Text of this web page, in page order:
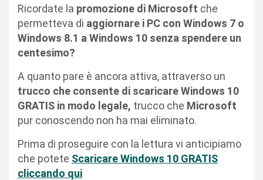
Ricordate la promozione di Microsoft che
permetteva di aggiornare i PC con Windows 7 o
Windows 8.1 a Windows 10 senza spendere un
centesimo?
A quanto pare è ancora attiva, attraverso un
trucco che consente di scaricare Windows 10
GRATIS in modo legale, trucco che Microsoft
pur conoscendo non ha mai eliminato.
Prima di proseguire con la lettura vi anticipiamo
che potete Scaricare Windows 10 GRATIS
cliccando qui